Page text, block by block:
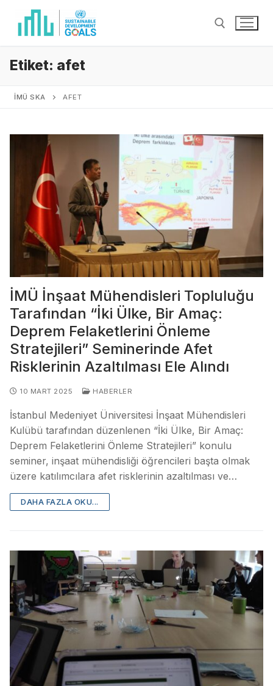
Etiket: afet
İMÜ SKA AFET
İMÜ İnşaat Mühendisleri Topluluğu
Tarafından “İki Ülke, Bir Amaç:
Deprem Felaketlerini Önleme
Stratejileri” Seminerinde Afet
Risklerinin Azaltılması Ele Alındı
10 MART 2025 HABERLER
İstanbul Medeniyet Üniversitesi İnşaat Mühendisleri
Kulübü tarafından düzenlenen “İki Ülke, Bir Amaç:
Deprem Felaketlerini Önleme Stratejileri” konulu
seminer, inşaat mühendisliği öğrencileri başta olmak
üzere katılımcılara afet risklerinin azaltılması ve…
DAHA FAZLA OKU...